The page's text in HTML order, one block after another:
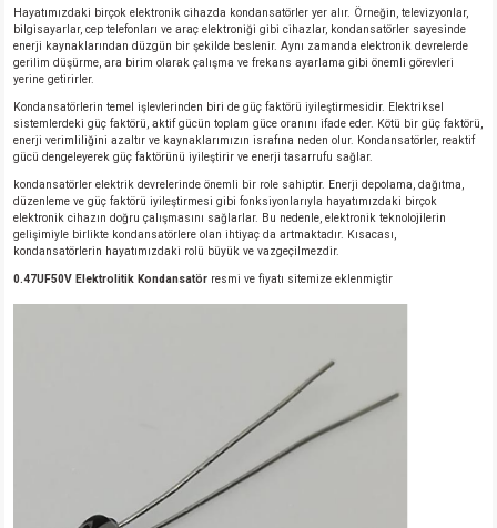
Hayatımızdaki birçok elektronik cihazda kondansatörler yer alır. Örneğin, televizyonlar,
bilgisayarlar, cep telefonları ve araç elektroniği gibi cihazlar, kondansatörler sayesinde
enerji kaynaklarından düzgün bir şekilde beslenir. Aynı zamanda elektronik devrelerde
gerilim düşürme, ara birim olarak çalışma ve frekans ayarlama gibi önemli görevleri
yerine getirirler.
Kondansatörlerin temel işlevlerinden biri de güç faktörü iyileştirmesidir. Elektriksel
sistemlerdeki güç faktörü, aktif gücün toplam güce oranını ifade eder. Kötü bir güç faktörü,
enerji verimliliğini azaltır ve kaynaklarımızın israfına neden olur. Kondansatörler, reaktif
gücü dengeleyerek güç faktörünü iyileştirir ve enerji tasarrufu sağlar.
kondansatörler elektrik devrelerinde önemli bir role sahiptir. Enerji depolama, dağıtma,
düzenleme ve güç faktörü iyileştirmesi gibi fonksiyonlarıyla hayatımızdaki birçok
elektronik cihazın doğru çalışmasını sağlarlar. Bu nedenle, elektronik teknolojilerin
gelişimiyle birlikte kondansatörlere olan ihtiyaç da artmaktadır. Kısacası,
kondansatörlerin hayatımızdaki rolü büyük ve vazgeçilmezdir.
0.47UF50V Elektrolitik Kondansatör resmi ve fiyatı sitemize eklenmiştir